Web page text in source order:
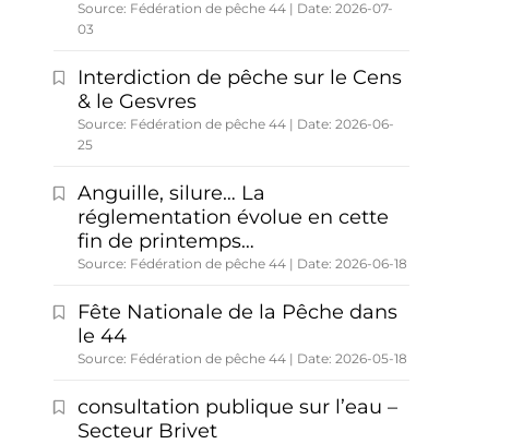
Source: Fédération de pêche 44
Date: 2026-07-
03
Interdiction de pêche sur le Cens
& le Gesvres
Source: Fédération de pêche 44
Date: 2026-06-
25
Anguille, silure… La
réglementation évolue en cette
fin de printemps…
Source: Fédération de pêche 44 Date: 2026-06-18
Fête Nationale de la Pêche dans
le 44
Source: Fédération de pêche 44 Date: 2026-05-18
consultation publique sur l’eau –
Secteur Brivet